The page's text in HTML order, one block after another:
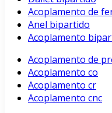
Acoplamento de
Anel bipartido
Acoplamento
Acoplamento de
Acoplamento co
Acoplamento cr
Acoplamento cnc